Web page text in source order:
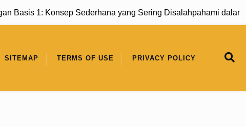
1: Konsep Sederhana yang Sering Disalahpahami dalam
SITEMAP TERMS OF USE PRIVACY POLICY